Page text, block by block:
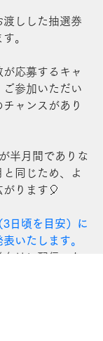
渡しした抽選券
。
応募するキャ
ご参加いただい
ャンスがあり
半月間でありな
同じため、よ
がります🎈
日頃を目安）に
いたします。
けに配信いた